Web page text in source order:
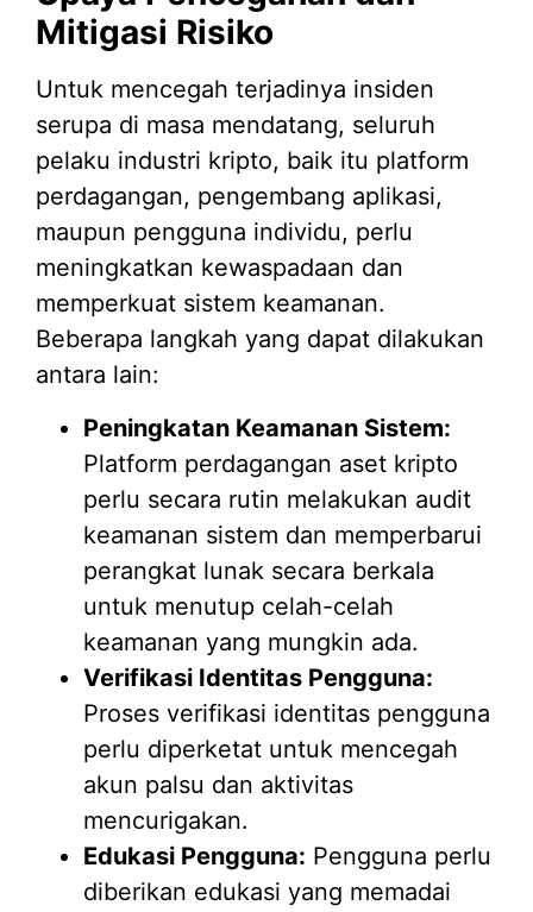
Mitigasi Risiko
Untuk mencegah terjadinya insiden
serupa di masa mendatang, seluruh
pelaku industri kripto, baik itu platform
perdagangan, pengembang aplikasi,
maupun pengguna individu, perlu
meningkatkan kewaspadaan dan
memperkuat sistem keamanan.
Beberapa langkah yang dapat dilakukan
antara lain:
Peningkatan Keamanan Sistem:
Platform perdagangan aset kripto
perlu secara rutin melakukan audit
keamanan sistem dan memperbarui
perangkat lunak secara berkala
untuk menutup celah-celah
keamanan yang mungkin ada.
Verifikasi Identitas Pengguna:
Proses verifikasi identitas pengguna
perlu diperketat untuk mencegah
akun palsu dan aktivitas
mencurigakan.
Edukasi Pengguna: Pengguna perlu
diberikan edukasi yang memadai